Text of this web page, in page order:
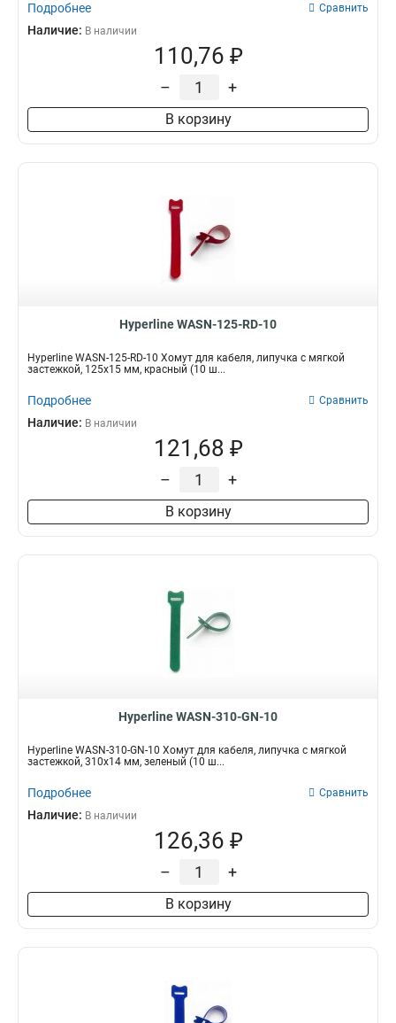
Подробнее Сравнить
Наличие: В наличии
110,76 ₽
– +
В корзину
Hyperline WASN-125-RD-10
Hyperline WASN-125-RD-10 Хомут для кабеля, липучка с мягкой
застежкой, 125x15 мм, красный (10 ш...
Подробнее Сравнить
Наличие: В наличии
121,68 ₽
– +
В корзину
Hyperline WASN-310-GN-10
Hyperline WASN-310-GN-10 Хомут для кабеля, липучка с мягкой
застежкой, 310x14 мм, зеленый (10 ш...
Подробнее Сравнить
Наличие: В наличии
126,36 ₽
– +
В корзину